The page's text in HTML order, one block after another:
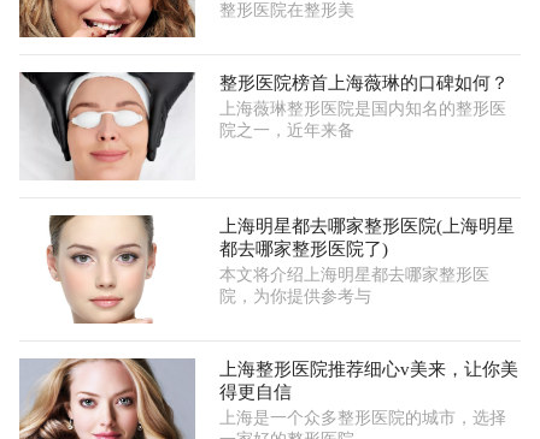
整形医院在整形美
整形医院榜首上海薇琳的口碑如何？
上海薇琳整形医院是国内知名的整形医
院之一，近年来备
上海明星都去哪家整形医院(上海明星
都去哪家整形医院了)
本文将介绍上海明星都去哪家整形医
院，为你提供参考与
上海整形医院推荐细心v美来，让你美
得更自信
上海是一个众多整形医院的城市，选择